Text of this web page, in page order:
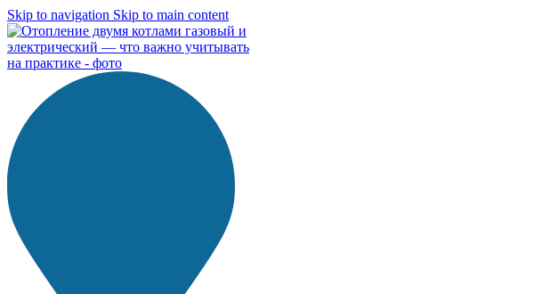
Skip to navigation Skip to main content